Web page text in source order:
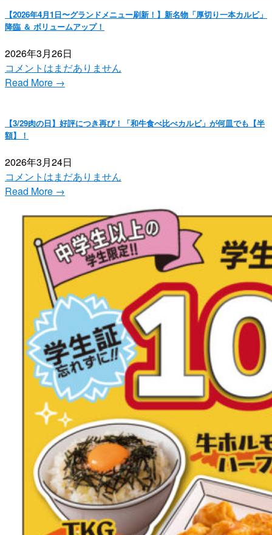
【2026年4月1日〜グランドメニュー刷新！】新名物「厚切り一本カルビ」
降臨 ＆ ボリュームアップ！
2026年3月26日
コメントはまだありません
Read More →
【3/29肉の日】好評につき再び！「和牛食べ比べカルビ」が何皿でも【半
額】！
2026年3月24日
コメントはまだありません
Read More →